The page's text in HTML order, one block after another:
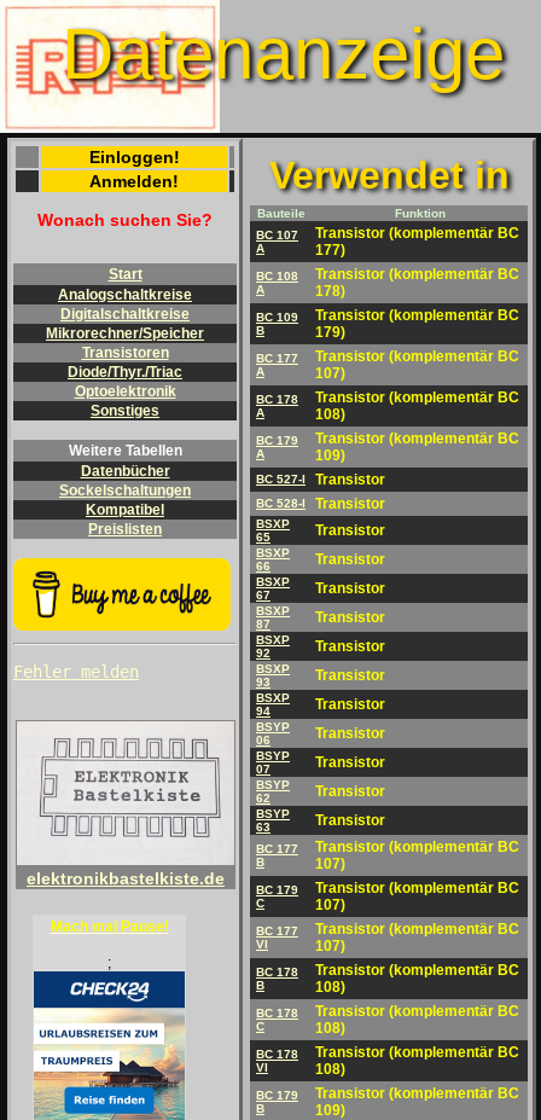
Datenanzeige
Einloggen!
Anmelden!
Wonach suchen Sie?
Start
Analogschaltkreise
Digitalschaltkreise
Mikrorechner/Speicher
Transistoren
Diode/Thyr./Triac
Optoelektronik
Sonstiges
Weitere Tabellen
Datenbücher
Sockelschaltungen
Kompatibel
Preislisten
Fehler melden
elektronikbastelkiste.de
Mach mal Pause!
;
Verwendet in
Bauteile
Funktion
BC 107
A
Transistor (komplementär BC
177)
BC 108
A
Transistor (komplementär BC
178)
BC 109
B
Transistor (komplementär BC
179)
BC 177
A
Transistor (komplementär BC
107)
BC 178
A
Transistor (komplementär BC
108)
BC 179
A
Transistor (komplementär BC
109)
BC 527-I Transistor
BC 528-I Transistor
BSXP
65
Transistor
BSXP
66
Transistor
BSXP
67
Transistor
BSXP
87
Transistor
BSXP
92
Transistor
BSXP
93
Transistor
BSXP
94
Transistor
BSYP
06
Transistor
BSYP
07
Transistor
BSYP
62
Transistor
BSYP
63
Transistor
BC 177
B
Transistor (komplementär BC
107)
BC 179
C
Transistor (komplementär BC
107)
BC 177
VI
Transistor (komplementär BC
107)
BC 178
B
Transistor (komplementär BC
108)
BC 178
C
Transistor (komplementär BC
108)
BC 178
VI
Transistor (komplementär BC
108)
BC 179
B
Transistor (komplementär BC
109)